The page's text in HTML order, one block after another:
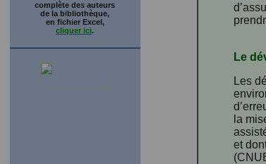
complète des auteurs
de la bibliothèque,
en fichier Excel,
cliquer ici.
Le
Les
la
et